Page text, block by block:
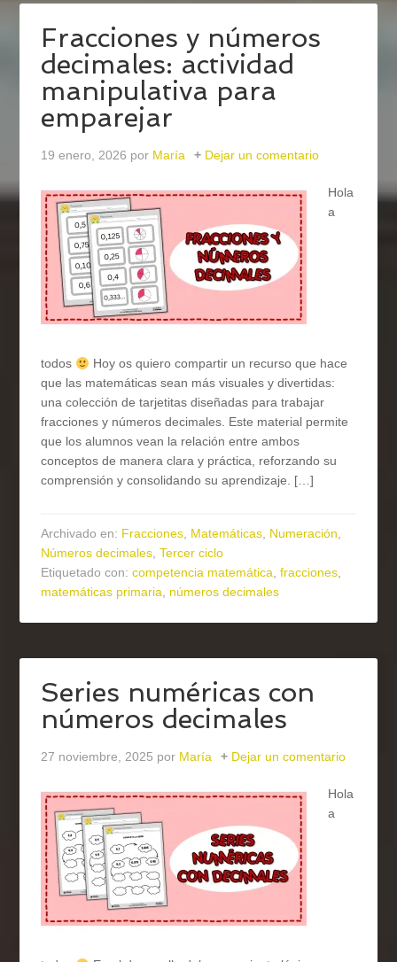
Fracciones y números
decimales: actividad
manipulativa para
emparejar
19 enero, 2026 por María Dejar un comentario
Hola
a
todos
Hoy os quiero compartir un recurso que hace
que las matemáticas sean más visuales y divertidas:
una colección de tarjetitas diseñadas para trabajar
fracciones y números decimales. Este material permite
que los alumnos vean la relación entre ambos
conceptos de manera clara y práctica, reforzando su
comprensión y consolidando su aprendizaje. […]
Archivado en: Fracciones, Matemáticas, Numeración,
Números decimales,Tercer ciclo
Etiquetado con:competencia matemática,fracciones,
matemáticas primaria, números decimales
Series numéricas con
números decimales
27 noviembre, 2025 por María Dejar un comentario
Hola
a